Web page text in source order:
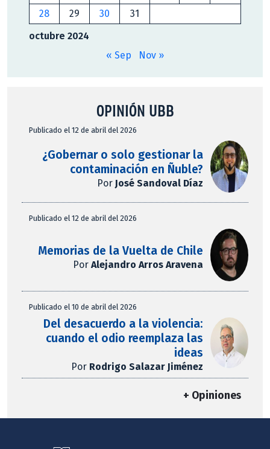
octubre 2024
28
29 30 31
« Sep Nov »
OPINIÓN UBB
Publicado el 12 de abril del 2026
¿Gobernar o solo gestionar la
contaminación en Ñuble?
Por José Sandoval Díaz
Publicado el 12 de abril del 2026
Memorias de la Vuelta de Chile
PorAlejandro Arros Aravena
Publicado el 10 de abril del 2026
Del desacuerdo a la violencia:
cuando el odio reemplaza las
ideas
Por Rodrigo Salazar Jiménez
+ Opiniones